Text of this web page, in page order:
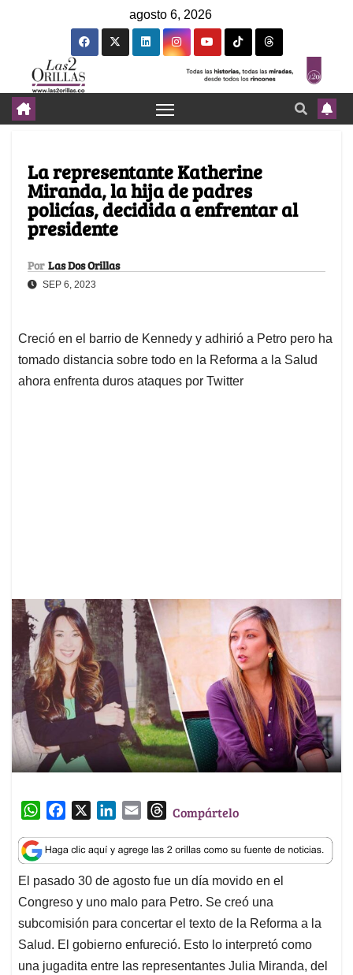
agosto 6, 2026
La representante Katherine
Miranda, la hija de padres
policías, decidida a enfrentar al
presidente
Por Las Dos Orillas
SEP 6, 2023
Creció en el barrio de Kennedy y adhirió a Petro pero ha
tomado distancia sobre todo en la Reforma a la Salud
ahora enfrenta duros ataques por Twitter
W
a
t
s
A
p
p
c
e
b
o
o
k
n
k
e
d
I
n
a
i
l
T
r
e
a
d
s
Compártelo
El pasado 30 de agosto fue un día movido en el
Congreso y uno malo para Petro. Se creó una
subcomisión para concertar el texto de la Reforma a la
Salud. El gobierno enfureció. Esto lo interpretó como
una jugadita entre las representantes Julia Miranda, del